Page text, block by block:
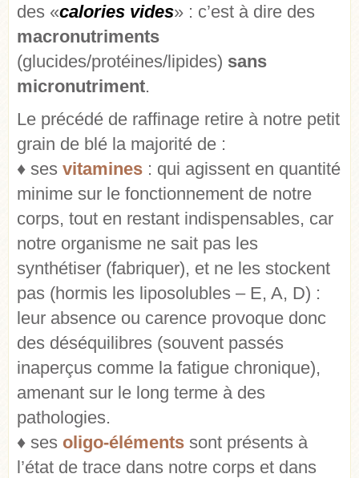
des «calories vides» : c’est à dire des
macronutriments
(glucides/protéines/lipides) sans
micronutriment.
Le précédé de raffinage retire à notre petit
grain de blé la majorité de :
♦ ses vitamines : qui agissent en quantité
minime sur le fonctionnement de notre
corps, tout en restant indispensables, car
notre organisme ne sait pas les
synthétiser (fabriquer), et ne les stockent
pas (hormis les liposolubles – E, A, D) :
leur absence ou carence provoque donc
des déséquilibres (souvent passés
inaperçus comme la fatigue chronique),
amenant sur le long terme à des
pathologies.
♦ ses oligo-éléments sont présents à
l’état de trace dans notre corps et dans